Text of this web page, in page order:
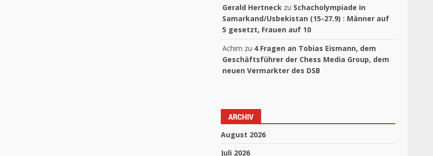
Gerald Hertneck zu Schacholympiade in
Samarkand/Usbekistan (15-27.9) : Männer auf
5 gesetzt, Frauen auf 10
Achim zu 4 Fragen an Tobias Eismann, dem
Geschäftsführer der Chess Media Group, dem
neuen Vermarkter des DSB
ARCHIV
August 2026
Juli 2026